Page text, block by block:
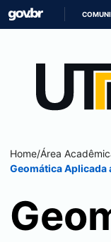
Home/Área
Geomática Aplicada